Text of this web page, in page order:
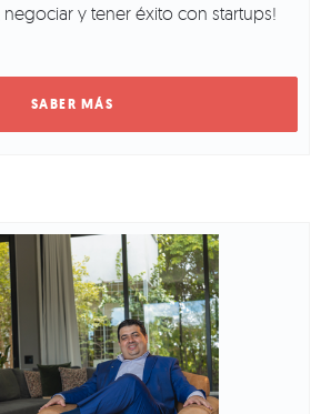
negociar y tener éxito con startups!